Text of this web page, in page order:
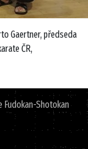
Gaertner, předseda
ČR,
Fudokan-Shotokan